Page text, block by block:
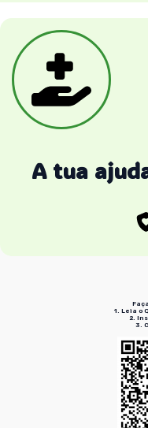
A tua
1. Leia o
2.
3.